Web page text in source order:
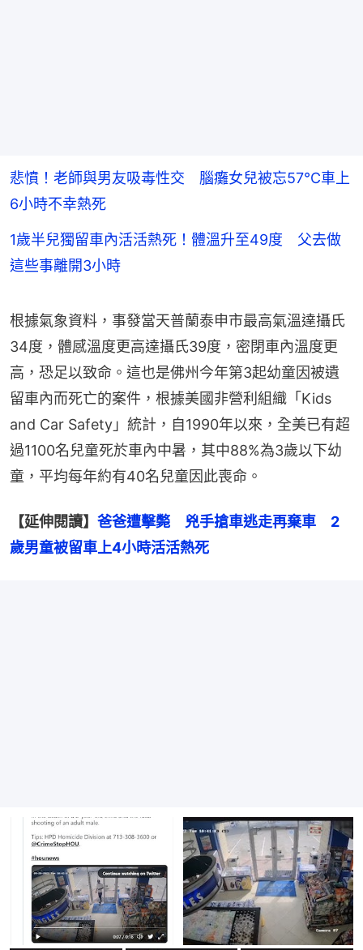
悲憤！老師與男友吸毒性交 腦癱女兒被忘57°C車上
6小時不幸熱死
1歲半兒獨留車內活活熱死！體溫升至49度 父去做
這些事離開3小時
根據氣象資料，事發當天普蘭泰申市最高氣溫達攝氏
34度，體感溫度更高達攝氏39度，密閉車內溫度更
高，恐足以致命。這也是佛州今年第3起幼童因被遺
留車內而死亡的案件，根據美國非營利組織「Kids
and Car Safety」統計，自1990年以來，全美已有超
過1100名兒童死於車內中暑，其中88%為3歲以下幼
童，平均每年約有40名兒童因此喪命。
【延伸閱讀】 爸爸遭擊斃　兇手搶車逃走再棄車　2
歲男童被留車上4小時活活熱死